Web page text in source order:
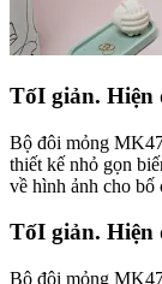
TốI giản. Hiện
Bộ đôi mỏng
thiết kế nhỏ gọn
về hình ảnh cho bố
TốI giản. Hiện
Bộ đôi mỏng